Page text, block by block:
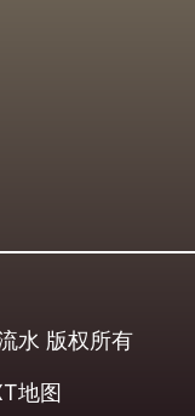
水 版权所有
地图